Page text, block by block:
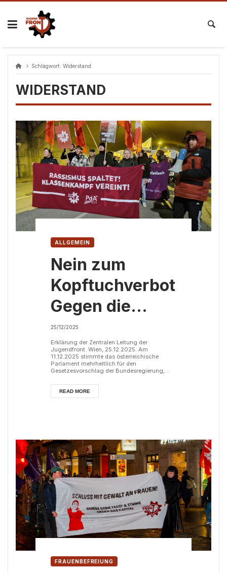
Skip
content
Schlagwort: Widerstand
WIDERSTAND
ALLGEMEIN
Nein zum
Kopftuchverbot!
Gegen die
Spaltung
unserer Klasse.
25/12/2025
Erklärung der Zentralen Leitung der
Jugendfront. Wien, 25.12.2025. Am
11.12.2025 stimmte das österreichische
Parlament mehrheitlich für den
Gesetzesvorschlag der Bundesregierung,
Mädchen unter 14 Jahren zu verbieten. Es
handelt sich um den zweiten Anlauf, ein
derartiges Gesetz auf den Weg zu bringen,
READ MORE
FRAUENBEFREIUNG